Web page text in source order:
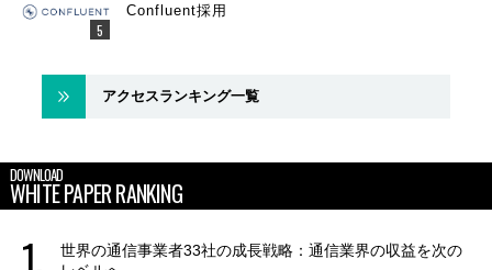
Confluent採用
アクセスランキング一覧
DOWNLOAD
WHITE PAPER RANKING
世界の通信事業者33社の成長戦略：通信業界の収益を次の